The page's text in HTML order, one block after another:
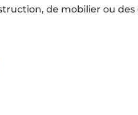
de mobilier ou